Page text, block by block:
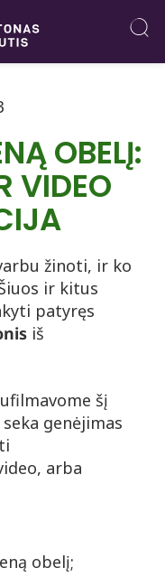
OBELĮ:
VIDEO
žinoti, ir ko
ir kitus
patyręs
iš
šį
genėjimas
arba
obelį;